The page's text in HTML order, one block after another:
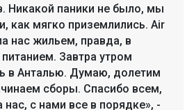
Никакой паники не было, мы
как мягко приземлились. Air
нас жильем, правда, в
Завтра утром
в Анталью. Думаю, долетим
сборы. Спасибо всем,
нас, с нами все в порядке», -